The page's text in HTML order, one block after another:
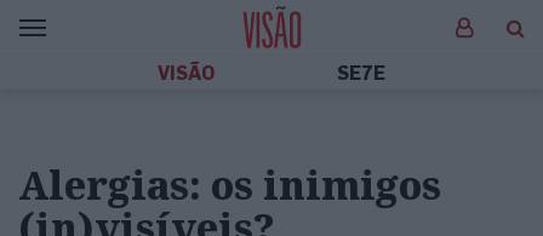
VISÃO SE7E
Alergias: os inimigos